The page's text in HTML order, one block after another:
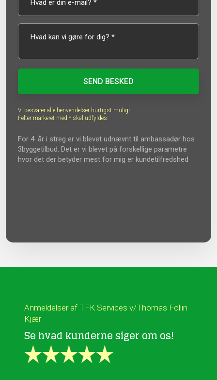
Vi besvarer alle henvendelser hurtigst muligt.
Felter markeret med * skal udfyldes.​
For 4. år i streg er vi blevet udnævnt til ambassadør hos​
3byggetilbud. Det er vi blevet på forskellige parametre
hvor det der betyder mest for mig er kundetilfredshed
Anmeldelser af TFK Services v/Thomas Follin
Kjær
Se hvad kunderne siger om os!